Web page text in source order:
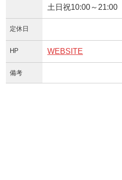
土日祝10:00～21:00
定休日
HP WEBSITE
備考